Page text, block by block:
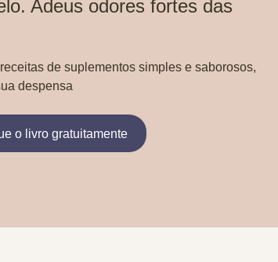
Adeus odores fortes das
de suplementos simples e saborosos,
despensa
o livro gratuitamente